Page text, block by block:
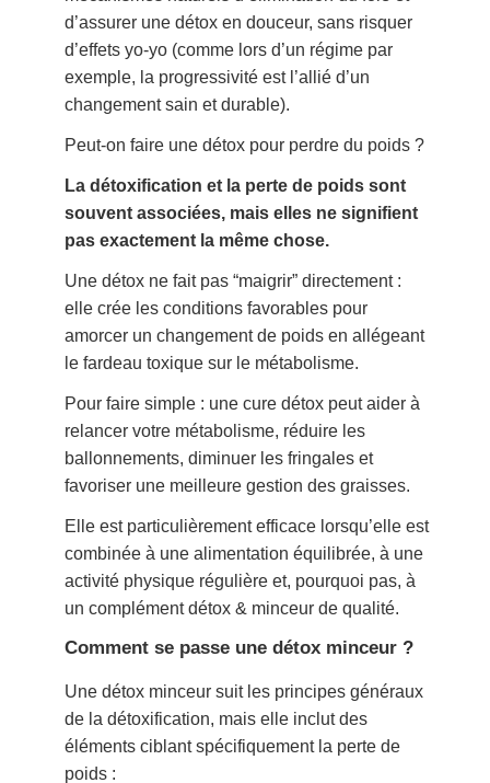
d’assurer une détox en douceur, sans risquer
d’effets yo-yo (comme lors d’un régime par
exemple, la progressivité est l’allié d’un
changement sain et durable).
Peut-on faire une détox pour perdre du poids ?
La détoxification et la perte de poids sont
souvent associées, mais elles ne signifient
pas exactement la même chose.
Une détox ne fait pas “maigrir” directement :
elle crée les conditions favorables pour
amorcer un changement de poids en allégeant
le fardeau toxique sur le métabolisme.
Pour faire simple : une cure détox peut aider à
relancer votre métabolisme, réduire les
ballonnements, diminuer les fringales et
favoriser une meilleure gestion des graisses.
Elle est particulièrement efficace lorsqu’elle est
combinée à une alimentation équilibrée, à une
activité physique régulière et, pourquoi pas, à
un complément détox & minceur de qualité.
Comment se passe une détox minceur ?
Une détox minceur suit les principes généraux
de la détoxification, mais elle inclut des
éléments ciblant spécifiquement la perte de
poids :